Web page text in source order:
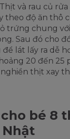
Thịt và rau củ rửa
theo độ ăn thô
trứng chung
Sau đó cho
lát lấy ra dễ
20 đến 25
thịt xay
bé 8